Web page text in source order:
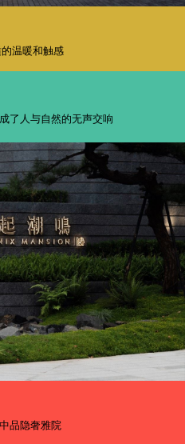
温暖和触感
了人与自然的无声交响
品隐奢雅院